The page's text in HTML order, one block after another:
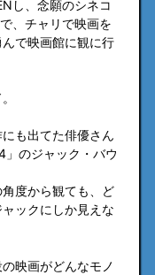
し、念願のシネコ
、チャリで映画を
で映画館に観に行
も出てた俳優さん
のジャック・バウ
度から観ても、ど
ックにしか見えな
映画がどんなモノ